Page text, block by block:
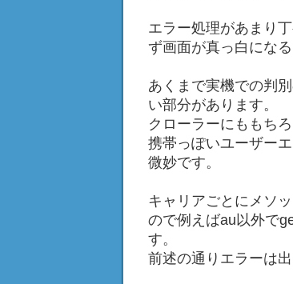
エラー処理があまり
ず画面が真っ白にな
あくまで実機での判
い部分があります。
クローラーにももち
携帯っぽいユーザー
微妙です。
キャリアごとにメソ
ので例えばau以外で
す。
前述の通りエラーは出